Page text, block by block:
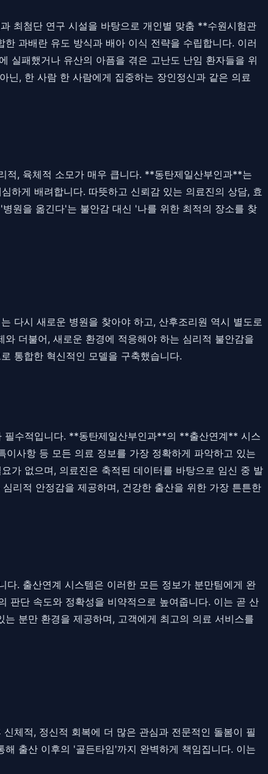
최첨단 연구 시설을 바탕으로 개인별 맞춤 **수원시험관
과배란 유도 방식과 배아 이식 전략을 수립합니다. 이러
실패했거나 유산의 아픔을 겪은 고난도 난임 환자들을 위
닌, 한 사람 한 사람에게 집중하는 장인정신과 같은 의료
적, 육체적 소모가 매우 큽니다. **동탄제일산부인과**는
하게 배려합니다. 따뜻하고 신뢰감 있는 의료진의 상담, 효
원을 옮긴다'는 불안감 대신 '나를 위한 최적의 장소를 찾
다시 새로운 병원을 찾아야 하고, 산후조리원 역시 별도로
더불어, 새로운 환경에 적응해야 하는 심리적 불안감을
통합한 혁신적인 모델을 구축했습니다.
필수적입니다. **동탄제일산부인과**의 **출산연계** 시스
사항 등 모든 의료 정보를 가장 정확하게 파악하고 있는
가 없으며, 의료진은 축적된 데이터를 바탕으로 임신 중 발
리적 안정감을 제공하며, 건강한 출산을 위한 가장 튼튼한
. 출산연계 시스템은 이러한 모든 정보가 분만팀에게 완
판단 속도와 정확성을 비약적으로 높여줍니다. 이는 곧 산
분만 환경을 제공하며, 고객에게 최고의 의료 서비스를
체적, 정신적 회복에 더 많은 관심과 전문적인 돌봄이 필
출산 이후의 '골든타임'까지 완벽하게 책임집니다. 이는